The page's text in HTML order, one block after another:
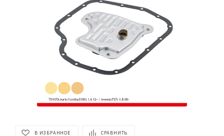
В ИЗБРАННОЕ СРАВНИТЬ